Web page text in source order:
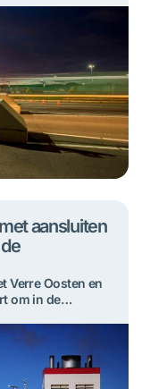
de Maasvlakte in
afhalen van
De
de
aansluiten
Verre Oosten en
om in de
cargadoors zijn
Vanaf 3
containers uit
nieuwe […]